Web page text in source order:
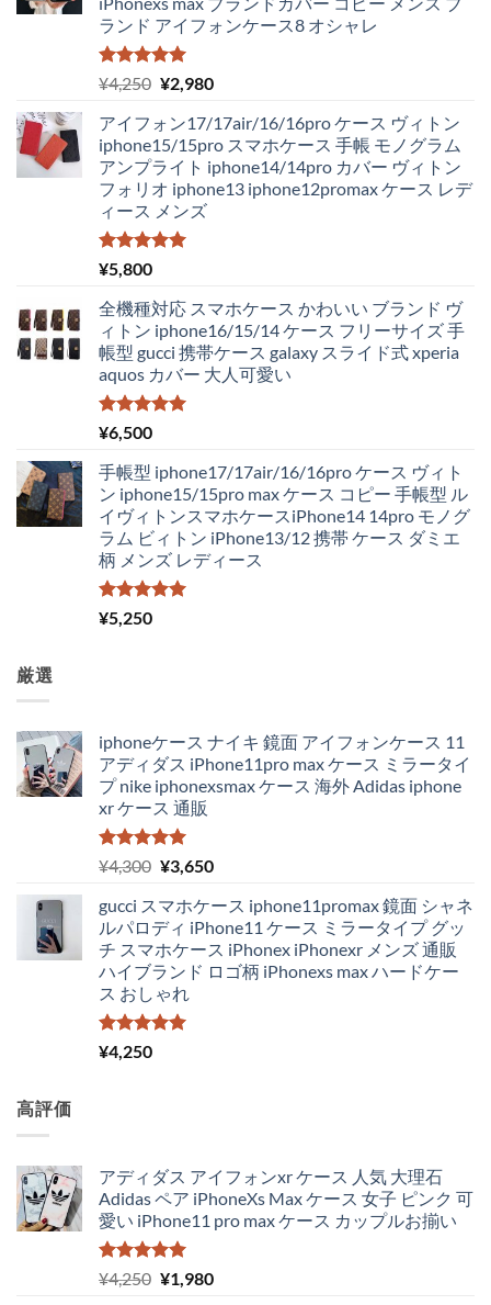
ランド アイフォンケース8 オシャレ
5段階中
5.00
の評価
¥4,250 元
価
格
は
¥4,250
で
し
¥2,980現
の
価
格
は
アイフォン17/17air/16/16pro ケース ヴィトン
iphone15/15pro スマホケース 手帳 モノグラム
アンプライト iphone14/14pro カバー ヴィトン
フォリオ iphone13 iphone12promax ケース レデ
ィース メンズ
5段階中
5.00
¥5,800
全機種対応 スマホケース かわいい ブランド ヴ
ィトン iphone16/15/14 ケース フリーサイズ 手
帳型 gucci 携帯ケース galaxy スライド式 xperia
aquos カバー 大人可愛い
5段階中
5.00
¥6,500
手帳型 iphone17/17air/16/16pro ケース ヴィト
ン iphone15/15pro max ケース コピー 手帳型 ル
イヴィトンスマホケースiPhone14 14pro モノグ
ラム ビィトン iPhone13/12 携帯 ケース ダミエ
柄 メンズ レディース
5段階中
5.00
¥5,250
厳選
iphoneケース ナイキ 鏡面 アイフォンケース 11
アディダス iPhone11pro max ケース ミラータイ
プ nike iphonexsmax ケース 海外 Adidas iphone
xr ケース 通販
5段階中
5.00
の評価
¥4,300 元
価
格
は
¥4,300
で
し
¥3,650現
の
価
格
は
gucci スマホケース iphone11promax 鏡面 シャネ
ルパロディ iPhone11 ケース ミラータイプ グッ
チ スマホケース iPhonex iPhonexr メンズ 通販
ハイブランド ロゴ柄 iPhonexs max ハードケー
ス おしゃれ
5段階中
5.00
¥4,250
高評価
アディダス アイフォンxr ケース 人気 大理石
Adidas ペア iPhoneXs Max ケース 女子 ピンク 可
愛い iPhone11 pro max ケース カップルお揃い
5段階中
5.00
の評価
¥4,250 元
¥1,980現